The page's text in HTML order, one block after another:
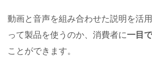
動画と音声を組み合わせた説明を活
って製品を使うのか、消費者に一目
ことができます。